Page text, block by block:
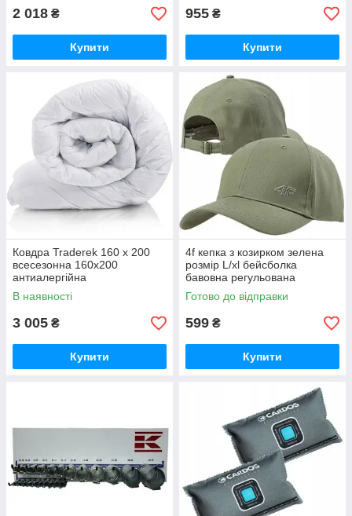
2 018 ₴
Купити
955 ₴
Купити
Ковдра Traderek 160 х 200
всесезонна 160х200
антиалергійна
В наявності
3 005 ₴
Купити
4f кепка з козирком зелена
розмір L/xl бейсболка
бавовна регульована
обмежена Ss24
Готово до відправки
599 ₴
Купити